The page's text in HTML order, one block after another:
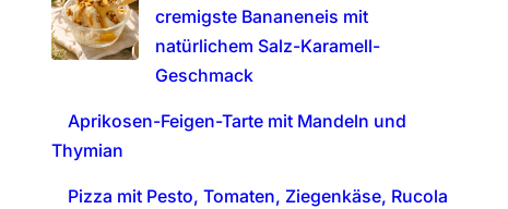
cremigste Bananeneis mit
natürlichem Salz-Karamell-
Geschmack
Aprikosen-Feigen-Tarte mit Mandeln und
Thymian
Pizza mit Pesto, Tomaten, Ziegenkäse, Rucola